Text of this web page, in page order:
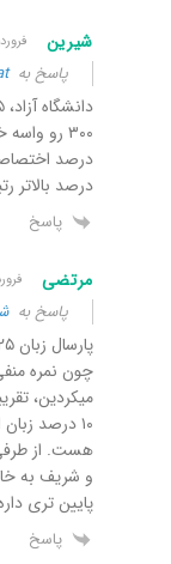
شیرین فروردین ۲۶,
پاسخ به
۳۰۰ رو
درصد بالاتر
پاسخ
مرتضی فروردین
پاسخ به
چون نمره
میکردین، تقریبا ۲۵ درصد
هست. از
پایین تری
پاسخ